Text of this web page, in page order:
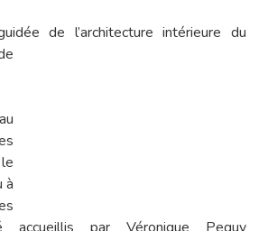
de l’architecture intérieure du
à